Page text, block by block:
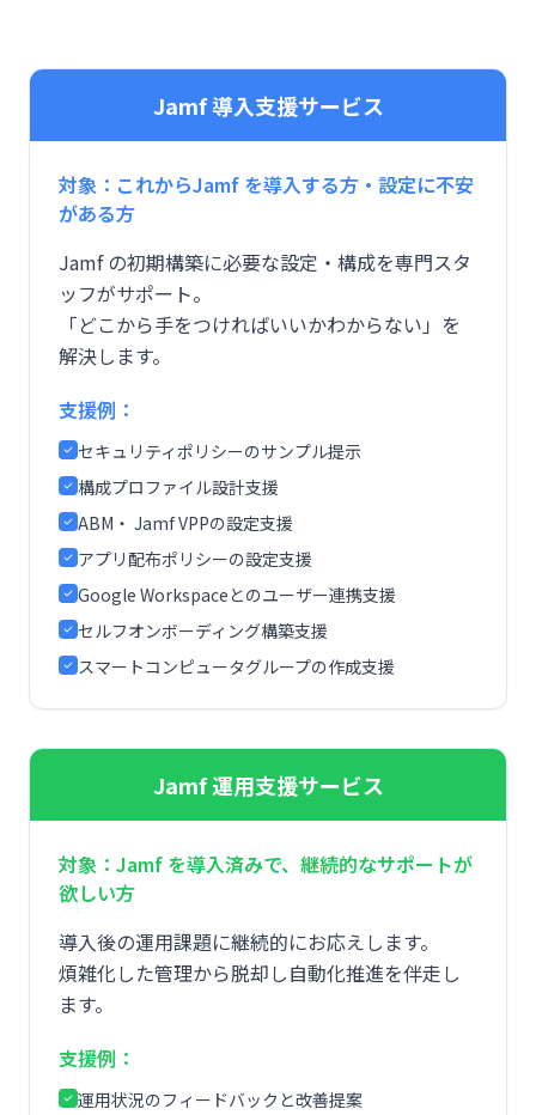
Jamf 導入支援サービス
対象：これからJamf を導入する方・設定に不安
がある方
Jamf の初期構築に必要な設定・構成を専門スタ
ッフがサポート。
「どこから手をつければいいかわからない」を
解決します。
支援例：
セキュリティポリシーのサンプル提示
構成プロファイル設計支援
ABM・ Jamf VPPの設定支援
アプリ配布ポリシーの設定支援
Google Workspaceとのユーザー連携支援
セルフオンボーディング構築支援
スマートコンピュータグループの作成支援
Jamf 運用支援サービス
対象：Jamf を導入済みで、継続的なサポートが
欲しい方
導入後の運用課題に継続的にお応えします。
煩雑化した管理から脱却し自動化推進を伴走し
ます。
支援例：
運用状況のフィードバックと改善提案